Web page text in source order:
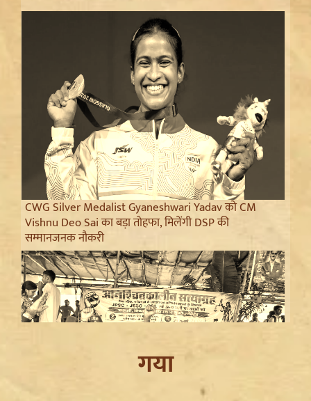
CWG Silver Medalist Gyaneshwari Yadav को CM
Vishnu Deo Sai का बड़ा तोहफा, मिलेंगी DSP की
सम्मानजनक नौकरी
गया